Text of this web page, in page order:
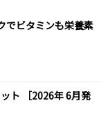
でビタミンも栄養素
ト ［2026年 6月発